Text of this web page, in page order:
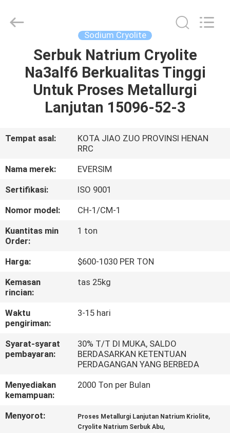
RUMAH
PRODUK
KAMI
TUR
KONTROL
KUALITAS
KAMI
BERITA
KASUS-
KASUS
Imp.&Exp.Co.,Ltd.
Sodium Cryolite
Serbuk Natrium Cryolite
Na3alf6 Berkualitas Tinggi
Untuk Proses Metallurgi
Lanjutan 15096-52-3
Tempat asal:
KOTA JIAO ZUO PROVINSI HENAN
RRC
Nama merek:
EVERSIM
Sertifikasi:
ISO 9001
Nomor model:
CH-1/CM-1
Kuantitas min
Order:
1 ton
Harga:
$600-1030 PER TON
Kemasan
rincian:
tas 25kg
Waktu
pengiriman:
3-15 hari
Syarat-syarat
pembayaran:
30% T/T DI MUKA, SALDO
BERDASARKAN KETENTUAN
PERDAGANGAN YANG BERBEDA
Menyediakan
kemampuan:
2000 Ton per Bulan
Menyorot: Proses Metallurgi Lanjutan Natrium Kriolite,
Cryolite Natrium Serbuk Abu,